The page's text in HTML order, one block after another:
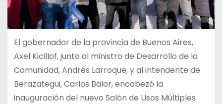
El gobernador de la provincia de Buenos Aires,
Axel Kicillof, junto al ministro de Desarrollo de la
Comunidad, Andrés Larroque, y al intendente de
Berazategui, Carlos Balor, encabezó la
inauguración del nuevo Salón de Usos Múltiples